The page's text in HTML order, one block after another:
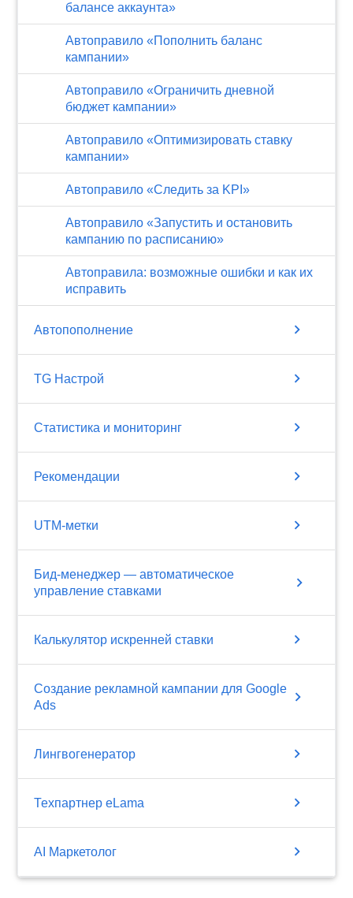
балансе аккаунта»
Автоправило «Пополнить баланс
кампании»
Автоправило «Ограничить дневной
бюджет кампании»
Автоправило «Оптимизировать ставку
кампании»
Автоправило «Следить за KPI»
Автоправило «Запустить и остановить
кампанию по расписанию»
Автоправила: возможные ошибки и как их
исправить
Автопополнение chevron_right
TG Настрой chevron_right
Статистика и мониторинг chevron_right
Рекомендации chevron_right
UTM-метки chevron_right
Бид-менеджер — автоматическое
управление ставками
chevron_right
Калькулятор искренней ставки chevron_right
Создание рекламной кампании для Google
Ads
chevron_right
Лингвогенератор chevron_right
Техпартнер eLama chevron_right
AI Маркетолог chevron_right